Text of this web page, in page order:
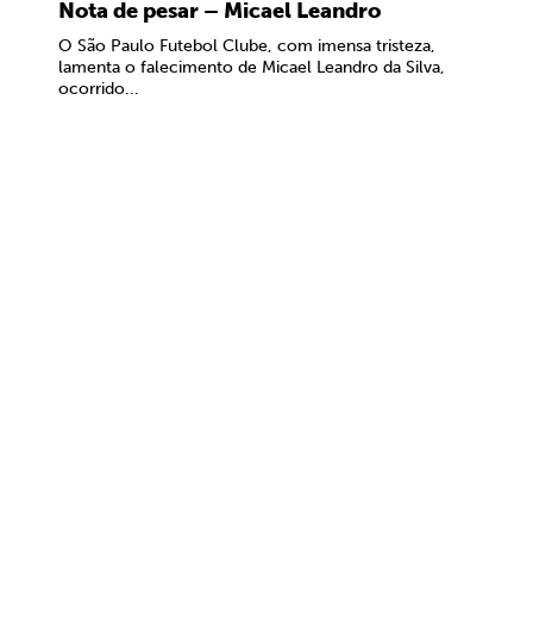
Nota de pesar – Micael Leandro
O São Paulo Futebol Clube, com imensa tristeza,
lamenta o falecimento de Micael Leandro da Silva,
ocorrido...